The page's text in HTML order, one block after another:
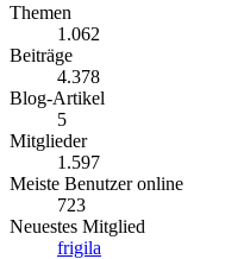
Themen
1.062
Beiträge
4.378
Blog-Artikel
5
Mitglieder
1.597
Meiste Benutzer online
723
Neuestes Mitglied
frigila